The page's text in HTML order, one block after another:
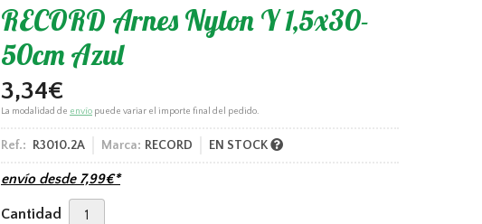
RECORD Arnes Nylon Y 1,5x30-
50cm Azul
3,34€
La modalidad de envío puede variar el importe final del pedido.
Ref.: R3010.2A Marca: RECORD EN STOCK
envío desde 7,99€*
Cantidad